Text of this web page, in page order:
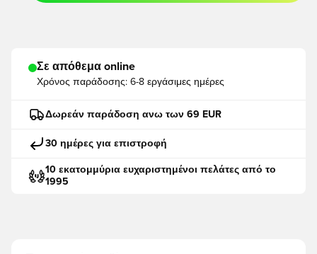
Σε απόθεμα online
Χρόνος παράδοσης: 6-8 εργάσιμες ημέρες
Δωρεάν παράδοση ανω των 69 EUR
30 ημέρες για επιστροφή
10 εκατομμύρια ευχαριστημένοι πελάτες από το
1995